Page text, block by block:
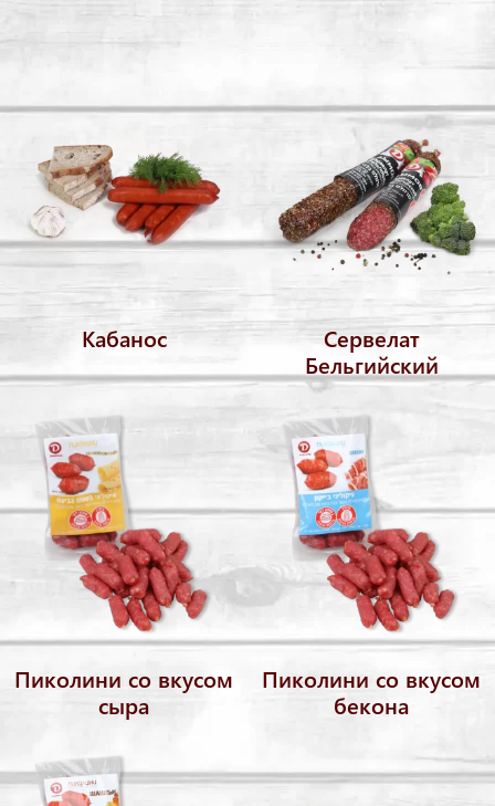
Кабанос
Сервелат
Бельгийский
Пиколини со вкусом
сыра
Пиколини со вкусом
бекона